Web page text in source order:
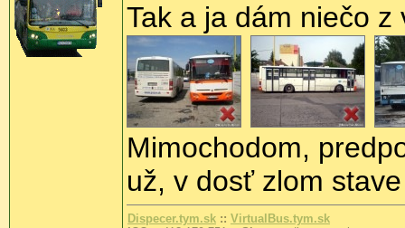
Tak a ja dám niečo z
Mimochodom,
už, v dosť zlom
Dispecer.tym.sk :: VirtualBus.tym.sk